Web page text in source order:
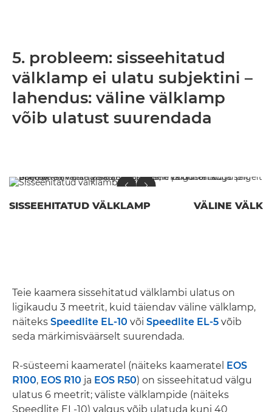
5. probleem: sisseehitatud
välklamp ei ulatu subjektini –
lahendus: väline välklamp
võib ulatust suurendada
SISSEEHITATUD VÄLKLAMP VÄLINE VÄLK
Teie kaamera sissehitatud välklambi ulatus on
ligikaudu 3 meetrit, kuid täiendav väline välklamp,
näiteks Speedlite EL-10 või Speedlite EL-5 võib
seda märkimisväärselt suurendada.
R-süsteemi kaameratel (näiteks kaameratel EOS
R100, EOS R10 ja EOS R50) on sisseehitatud välgu
ulatus 6 meetrit; väliste välklampide (näiteks
Speedlite EL-10) valgus võib ulatuda kuni 40